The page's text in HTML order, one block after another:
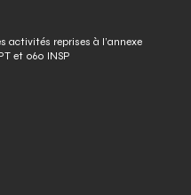
activités reprises à l’annexe
et 060 INSP